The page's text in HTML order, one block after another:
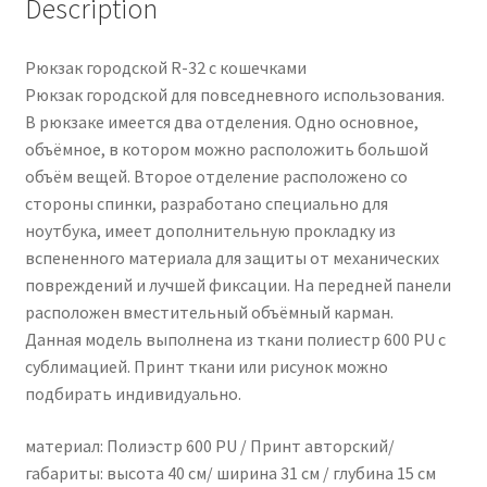
Description
Рюкзак городской R-32 с кошечками
Рюкзак городской для повседневного использования.
В рюкзаке имеется два отделения. Одно основное,
объёмное, в котором можно расположить большой
объём вещей. Второе отделение расположено со
стороны спинки, разработано специально для
ноутбука, имеет дополнительную прокладку из
вспененного материала для защиты от механических
повреждений и лучшей фиксации. На передней панели
расположен вместительный объёмный карман.
Данная модель выполнена из ткани полиестр 600 PU с
сублимацией. Принт ткани или рисунок можно
подбирать индивидуально.
материал: Полиэстр 600 PU / Принт авторский/
габариты: высота 40 см/ ширина 31 см / глубина 15 см